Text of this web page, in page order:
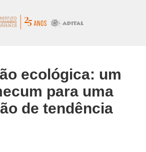
ecológica: um
para uma
de tendência